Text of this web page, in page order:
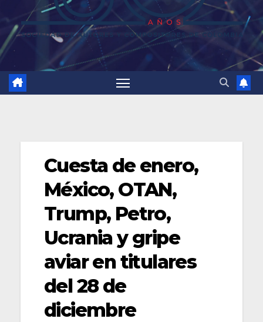
Cuesta de enero,
México, OTAN,
Trump, Petro,
Ucrania y gripe
aviar en titulares
del 28 de
diciembre